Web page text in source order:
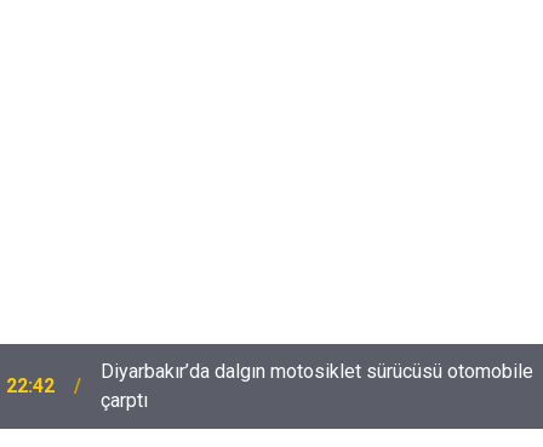
Diyarbakır’da dalgın motosiklet sürücüsü otomobile
çarptı
22:37
Diyarbakır trafiğinde şaşırtan görüntü: Dönüp dönüp
baktılar